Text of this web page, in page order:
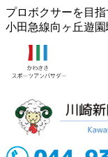
プロボクサーを目
小田急線向ヶ丘遊